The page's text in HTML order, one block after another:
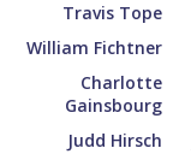
Travis Tope
William Fichtner
Charlotte
Gainsbourg
Judd Hirsch